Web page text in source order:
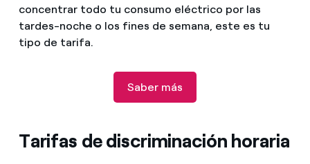
concentrar todo tu consumo eléctrico por las
tardes-noche o los fines de semana, este es tu
tipo de tarifa.
Saber más
Tarifas de discriminación horaria